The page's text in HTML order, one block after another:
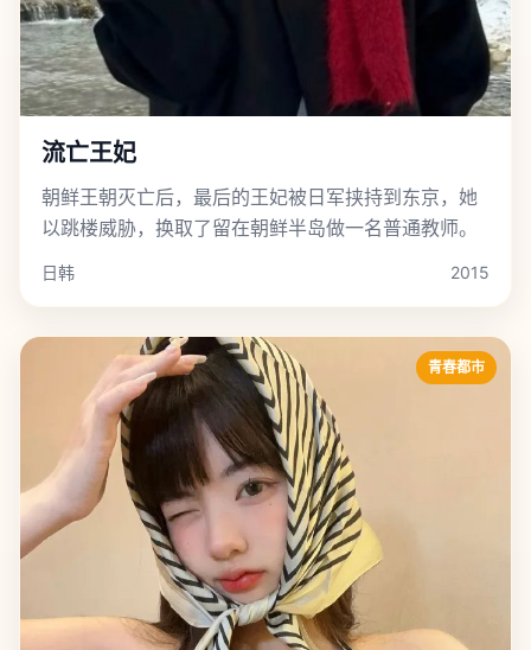
流亡王妃
朝鲜王朝灭亡后，最后的王妃被日军挟持到东京，她
以跳楼威胁，换取了留在朝鲜半岛做一名普通教师。
日韩 2015
青春都市